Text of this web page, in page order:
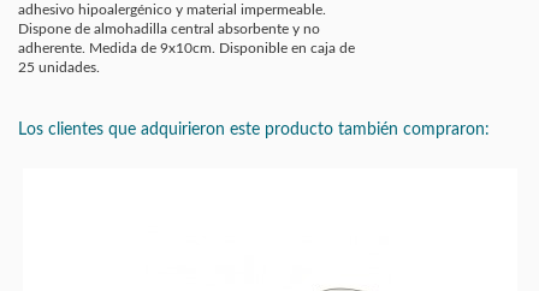
adhesivo hipoalergénico y material impermeable.
Dispone de almohadilla central absorbente y no
adherente. Medida de 9x10cm. Disponible en caja de
25 unidades.
Los clientes que adquirieron este producto también compraron: